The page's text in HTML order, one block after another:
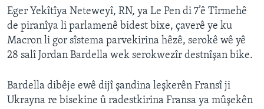
Eger Yekîtîya Neteweyî, RN, ya Le Pen di 7’ê Tîrmehê
de piranîya li parlamenê bidest bixe, çaverê ye ku
Macron li gor sîstema parvekirina hêzê, serokê wê yê
28 salî Jordan Bardella wek serokwezîr destnîşan bike.
Bardella dibêje ewê dijî şandina leşkerên Fransî ji
Ukrayna re bisekine û radestkirina Fransa ya mûşekên